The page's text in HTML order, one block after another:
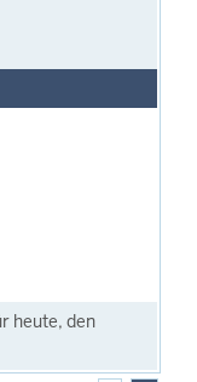
heute, den